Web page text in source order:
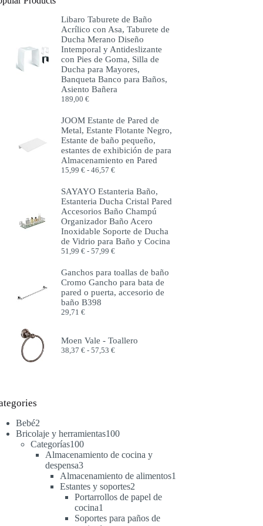
Libaro Taburete de Baño
Acrílico con Asa, Taburete de
Ducha Merano Diseño
Intemporal y Antideslizante
con Pies de Goma, Silla de
Ducha para Mayores,
Banqueta Banco para Baños,
Asiento Bañera
189,00€
JOOM Estante de Pared de
Metal, Estante Flotante Negro,
Estante de baño pequeño,
estantes de exhibición de para
Almacenamiento en Pared
15,99€ - 46,57€Rango
precios:
desde
15,99 €
hasta
46,57 €
SAYAYO Estanteria Baño,
Estanteria Ducha Cristal Pared
Accesorios Baño Champú
Organizador Baño Acero
Inoxidable Soporte de Ducha
de Vidrio para Baño y Cocina
51,99€ - 57,99€Rango
precios:
desde
51,99 €
hasta
Ganchos para toallas de baño
Cromo Gancho para bata de
pared o puerta, accesorio de
baño B398
29,71€
Moen Vale - Toallero
38,37€ - 57,53€Rango
Bebé2
productos
Bricolaje y herramientas100100
Categorías100100
productos
Almacenamiento de cocina y
despensa33
productos
Almacenamiento de alimentos1
Estantes y soportes2
productos
Portarrollos de papel de
cocina1
producto
Soportes para paños de